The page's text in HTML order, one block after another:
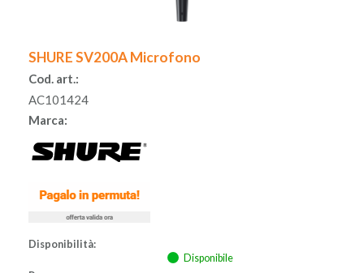
SHURE SV200A Microfono
Cod. art.:
AC101424
Marca:
Disponibilità:
Disponibile